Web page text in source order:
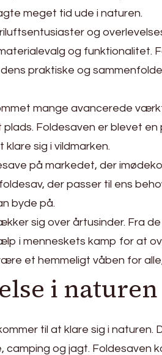
meget tid ude i naturen.
og
og funktionalitet.
praktiske og
mange avancerede
Foldesaven er blevet
sig i vildmarken.
på markedet, der
der passer til ens
byde på.
sig over årtusinder. Fra
i menneskets kamp for at
et hemmeligt våben for
i naturen
til at klare sig i
og jagt. Foldesaven